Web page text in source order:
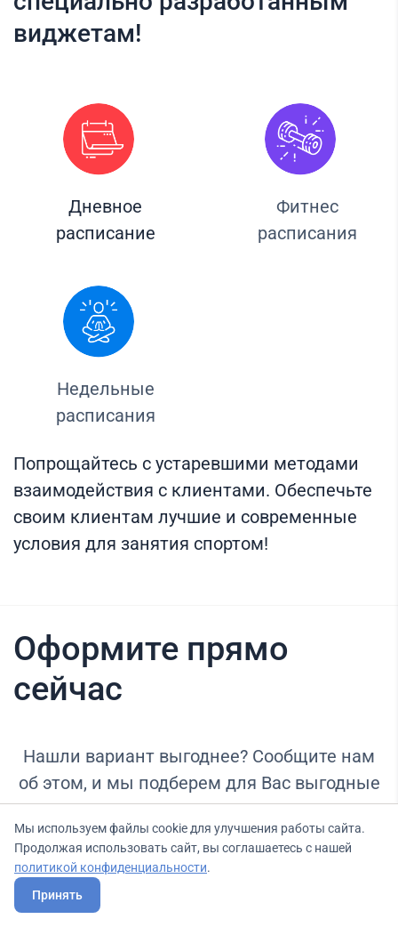
виджетам!
Дневное
расписание
Фитнес
расписания
Недельные
расписания
Попрощайтесь с устаревшими методами
взаимодействия с клиентами. Обеспечьте
своим клиентам лучшие и современные
условия для занятия спортом!
Оформите прямо
сейчас
Нашли вариант выгоднее? Сообщите нам
об этом, и мы подберем для Вас выгодные
условия.
Тариф
Мы используем файлы cookie для улучшения работы сайта.
Продолжая использовать сайт, вы соглашаетесь с нашей
политикой конфиденциальности.
Принять